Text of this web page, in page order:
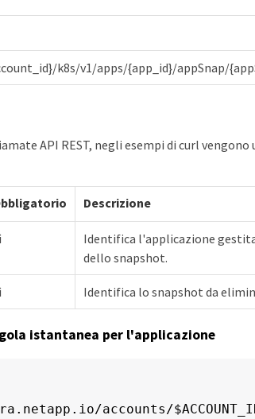
k8s/v1/apps/{app_id}/appSnap/
API REST, negli esempi di curl
Descrizione
Identifica l'applicazione
dello snapshot.
Identifica lo snapshot da
istantanea per l'applicazione
accounts/$ACCOUNT_ID/